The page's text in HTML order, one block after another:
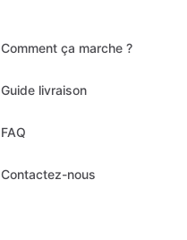
Comment ça marche ?
Guide livraison
FAQ
Contactez-nous